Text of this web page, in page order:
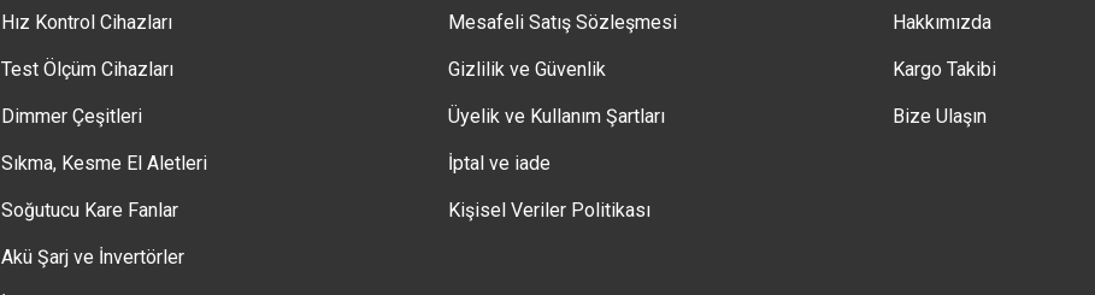
Hız Kontrol Cihazları
Test Ölçüm Cihazları
Dimmer Çeşitleri
Sıkma, Kesme El Aletleri
Soğutucu Kare Fanlar
Akü Şarj ve İnvertörler
Mesafeli Satış Sözleşmesi
Gizlilik ve Güvenlik
Üyelik ve Kullanım Şartları
İptal ve iade
Kişisel Veriler Politikası
Hakkımızda
Kargo Takibi
Bize Ulaşın